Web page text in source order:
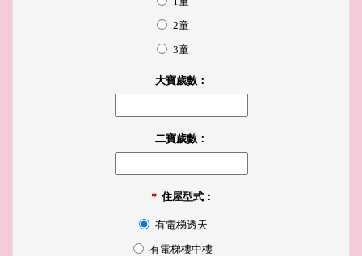
2童
3童
大寶歲數：
二寶歲數：
＊ 住屋型式：
有電梯透天
有電梯樓中樓